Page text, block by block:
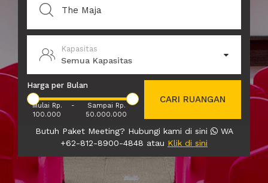
Kapasitas
Semua Kapasitas
Harga per Bulan
Mulai Rp.
100.000
-
Sampai Rp.
50.000.000
CARI RUANGAN
Butuh Paket Meeting? Hubungi kami di sini
WA
+62-812-8900-4848 atau Klik di sini